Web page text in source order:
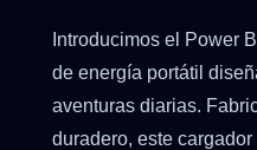
Introducimos el Power
de energía portátil
aventuras diarias.
duradero, este